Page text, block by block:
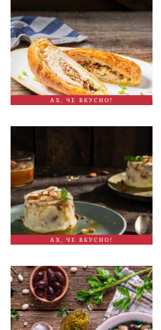
АХ, ЧЕ ВКУСНО!
АХ, ЧЕ ВКУСНО!